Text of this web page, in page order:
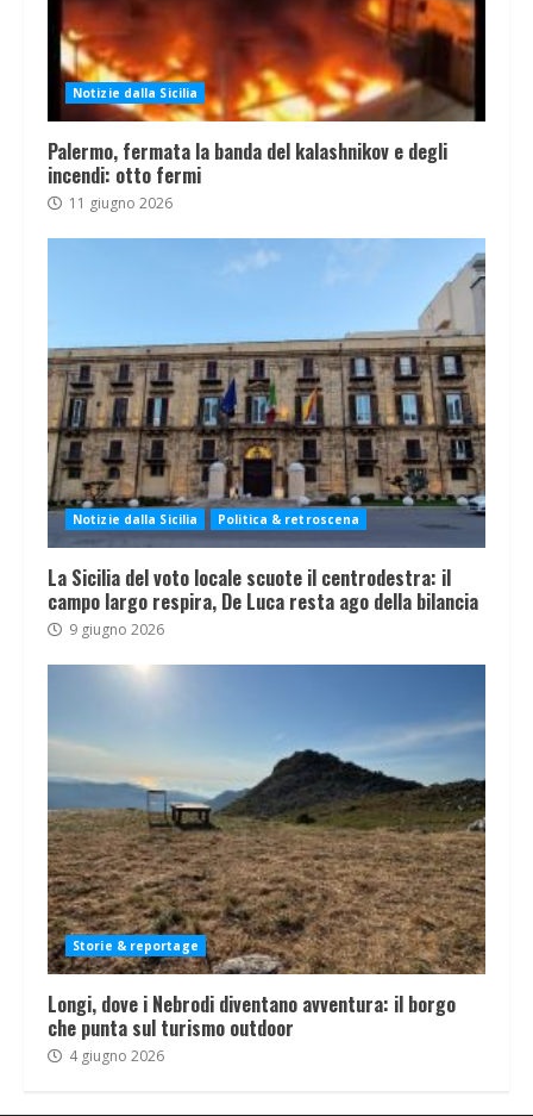
Notizie dalla Sicilia
Palermo, fermata la banda del kalashnikov e degli
incendi: otto fermi
11 giugno 2026
Notizie dalla Sicilia Politica & retroscena
La Sicilia del voto locale scuote il centrodestra: il
campo largo respira, De Luca resta ago della bilancia
9 giugno 2026
Storie & reportage
Longi, dove i Nebrodi diventano avventura: il borgo
che punta sul turismo outdoor
4 giugno 2026